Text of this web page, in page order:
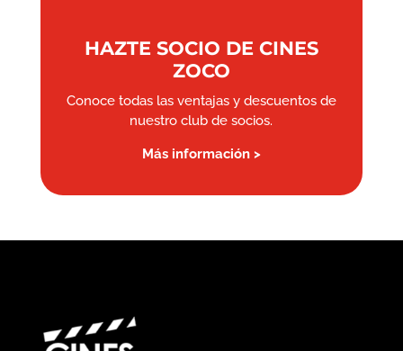
HAZTE SOCIO DE CINES
ZOCO
Conoce todas las ventajas y descuentos de
nuestro club de socios.
Más información >